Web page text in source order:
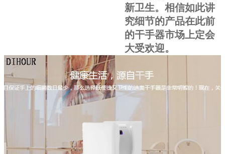
新卫生。相信如此讲
究细节的产品在此前
的干手器市场上定会
大受欢迎。